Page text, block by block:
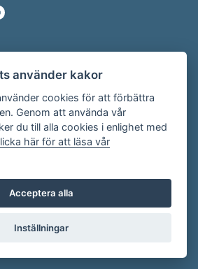
presenteras av
visitgotland.se.
Mejla oss på
.
använder kakor
cookies för att förbättra
Genom att använda vår
du till alla cookies i enlighet med
här för att läsa vår
Acceptera alla
Inställningar